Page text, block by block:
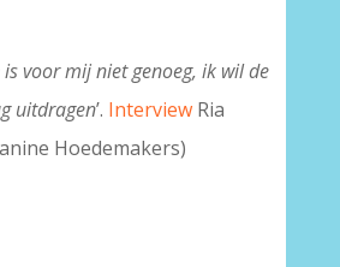
voor mij niet genoeg, ik wil de
uitdragen’. InterviewRia
Hoedemakers)